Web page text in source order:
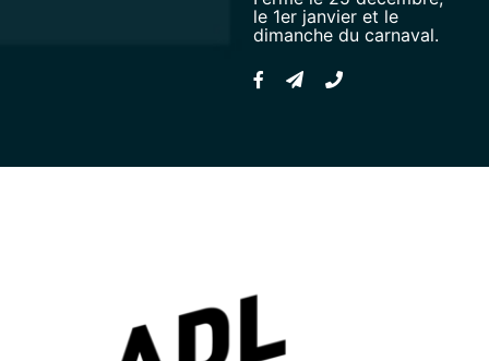
le 1er janvier et le
dimanche du carnaval.